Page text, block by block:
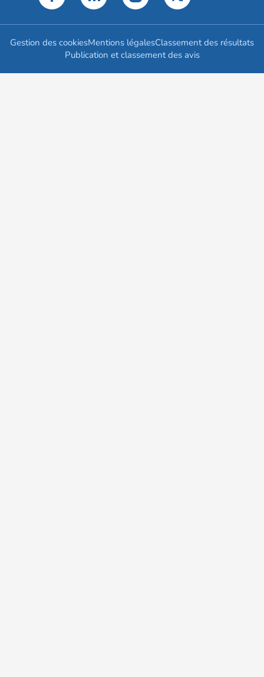
Gestion des cookiesMentions légalesClassement des résultats
Publication et classement des avis